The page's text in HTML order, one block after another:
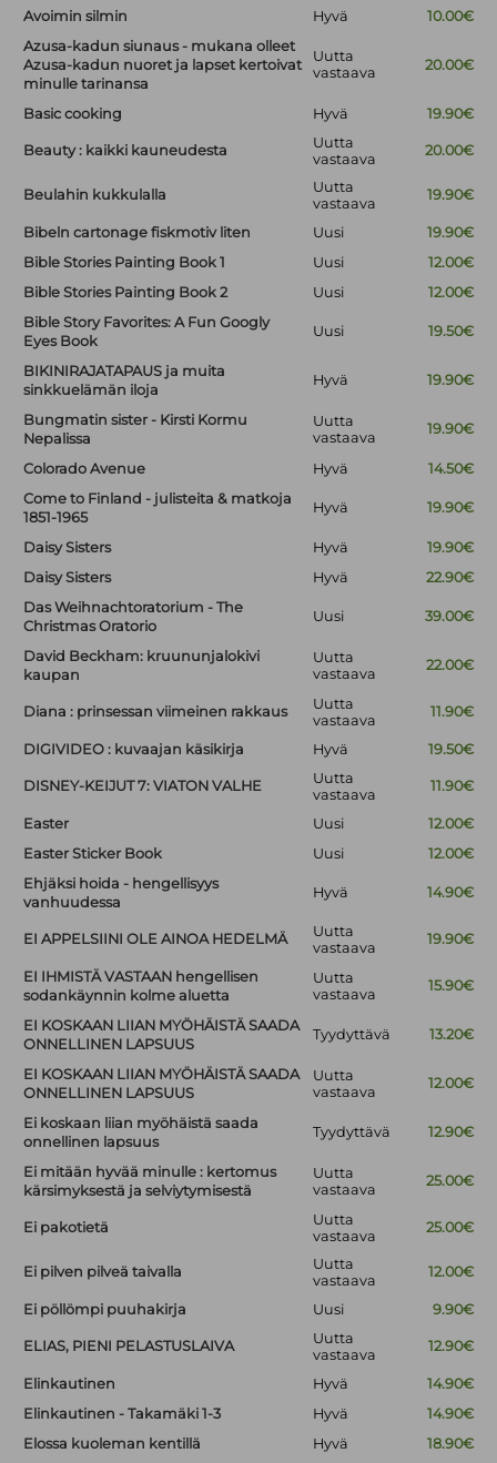
Avoimin silmin Hyvä
10.00€
Azusa-kadun siunaus - mukana olleet
Azusa-kadun nuoret ja lapset kertoivat
minulle tarinansa
Uutta
vastaava
20.00€
Basic cooking Hyvä 19.90€
Beauty : kaikki kauneudesta
Uutta
vastaava
20.00€
Beulahin kukkulalla
Uutta
vastaava
19.90€
Bibeln cartonage fiskmotiv liten Uusi
19.90€
Bible Stories Painting Book 1
Uusi
12.00€
Bible Stories Painting Book 2
Uusi
12.00€
Bible Story Favorites: A Fun Googly
Eyes Book
Uusi 19.50€
BIKINIRAJATAPAUS ja muita
sinkkuelämän iloja
Hyvä 19.90€
Bungmatin sister - Kirsti Kormu
Nepalissa
Uutta
vastaava
19.90€
Colorado Avenue Hyvä
14.50€
Come to Finland - julisteita & matkoja
1851-1965
Hyvä 19.90€
Daisy Sisters Hyvä
19.90€
Daisy Sisters
Hyvä
22.90€
Das Weihnachtoratorium - The
Christmas Oratorio
Uusi 39.00€
David Beckham: kruununjalokivi
kaupan
Uutta
vastaava
22.00€
Diana : prinsessan viimeinen rakkaus
Uutta
vastaava
11.90€
DIGIVIDEO : kuvaajan käsikirja Hyvä 19.50€
DISNEY-KEIJUT 7: VIATON VALHE
Uutta
vastaava
11.90€
Easter Uusi
12.00€
Easter Sticker Book
Uusi
12.00€
Ehjäksi hoida - hengellisyys
vanhuudessa
Hyvä 14.90€
EI APPELSIINI OLE AINOA HEDELMÄ
Uutta
vastaava
19.90€
EI IHMISTÄ VASTAAN hengellisen
sodankäynnin kolme aluetta
Uutta
vastaava
15.90€
EI KOSKAAN LIIAN MYÖHÄISTÄ SAADA
ONNELLINEN LAPSUUS
Tyydyttävä 13.20€
EI KOSKAAN LIIAN MYÖHÄISTÄ SAADA
ONNELLINEN LAPSUUS
Uutta
vastaava
12.00€
Ei koskaan liian myöhäistä saada
onnellinen lapsuus
Tyydyttävä 12.90€
Ei mitään hyvää minulle : kertomus
kärsimyksestä ja selviytymisestä
Uutta
vastaava
25.00€
Ei pakotietä
Uutta
vastaava
25.00€
Ei pilven pilveä taivalla
Uutta
vastaava
12.00€
Ei pöllömpi puuhakirja Uusi 9.90€
ELIAS, PIENI PELASTUSLAIVA
Uutta
vastaava
12.90€
Elinkautinen Hyvä
14.90€
Elinkautinen - Takamäki 1-3
Hyvä
14.90€
Elossa kuoleman kentillä
Hyvä 18.90€